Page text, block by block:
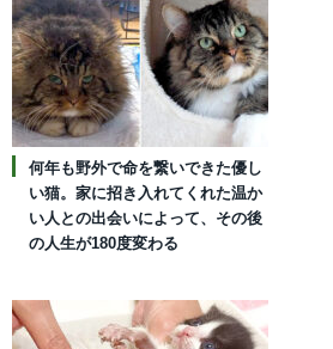
何年も野外で命を繋いできた優し
い猫。家に招き入れてくれた温か
い人との出会いによって、その後
の人生が180度変わる